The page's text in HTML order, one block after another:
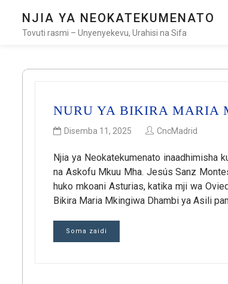
NJIA YA NEOKATEKUMENATO
Tovuti rasmi – Unyenyekevu, Urahisi na Sifa
NURU YA BIKIRA MARIA
Disemba 11, 2025 CncMadrid
Njia ya Neokatekumenato inaadhimisha
na Askofu Mkuu Mha. Jesús Sanz
huko mkoani Asturias, katika mji wa
Bikira Maria Mkingiwa Dhambi ya Asili
Soma zaidi